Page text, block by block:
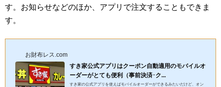
す。お知らせなどのほか、アプリで注文することもできま
す。
お財布レス.com
すき家公式アプリはクーポン自動適用のモバイルオ
ーダーがとても便利（事前決済･ク...
すき家の公式アプリを使えばモバイルオーダーができるみたいだけど、オン